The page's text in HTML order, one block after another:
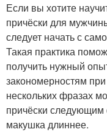
Если вы хотите
причёски для
следует начать с
Такая практика
получить нужный
закономерностям
нескольких фразах
причёски следующим
макушка длиннее.